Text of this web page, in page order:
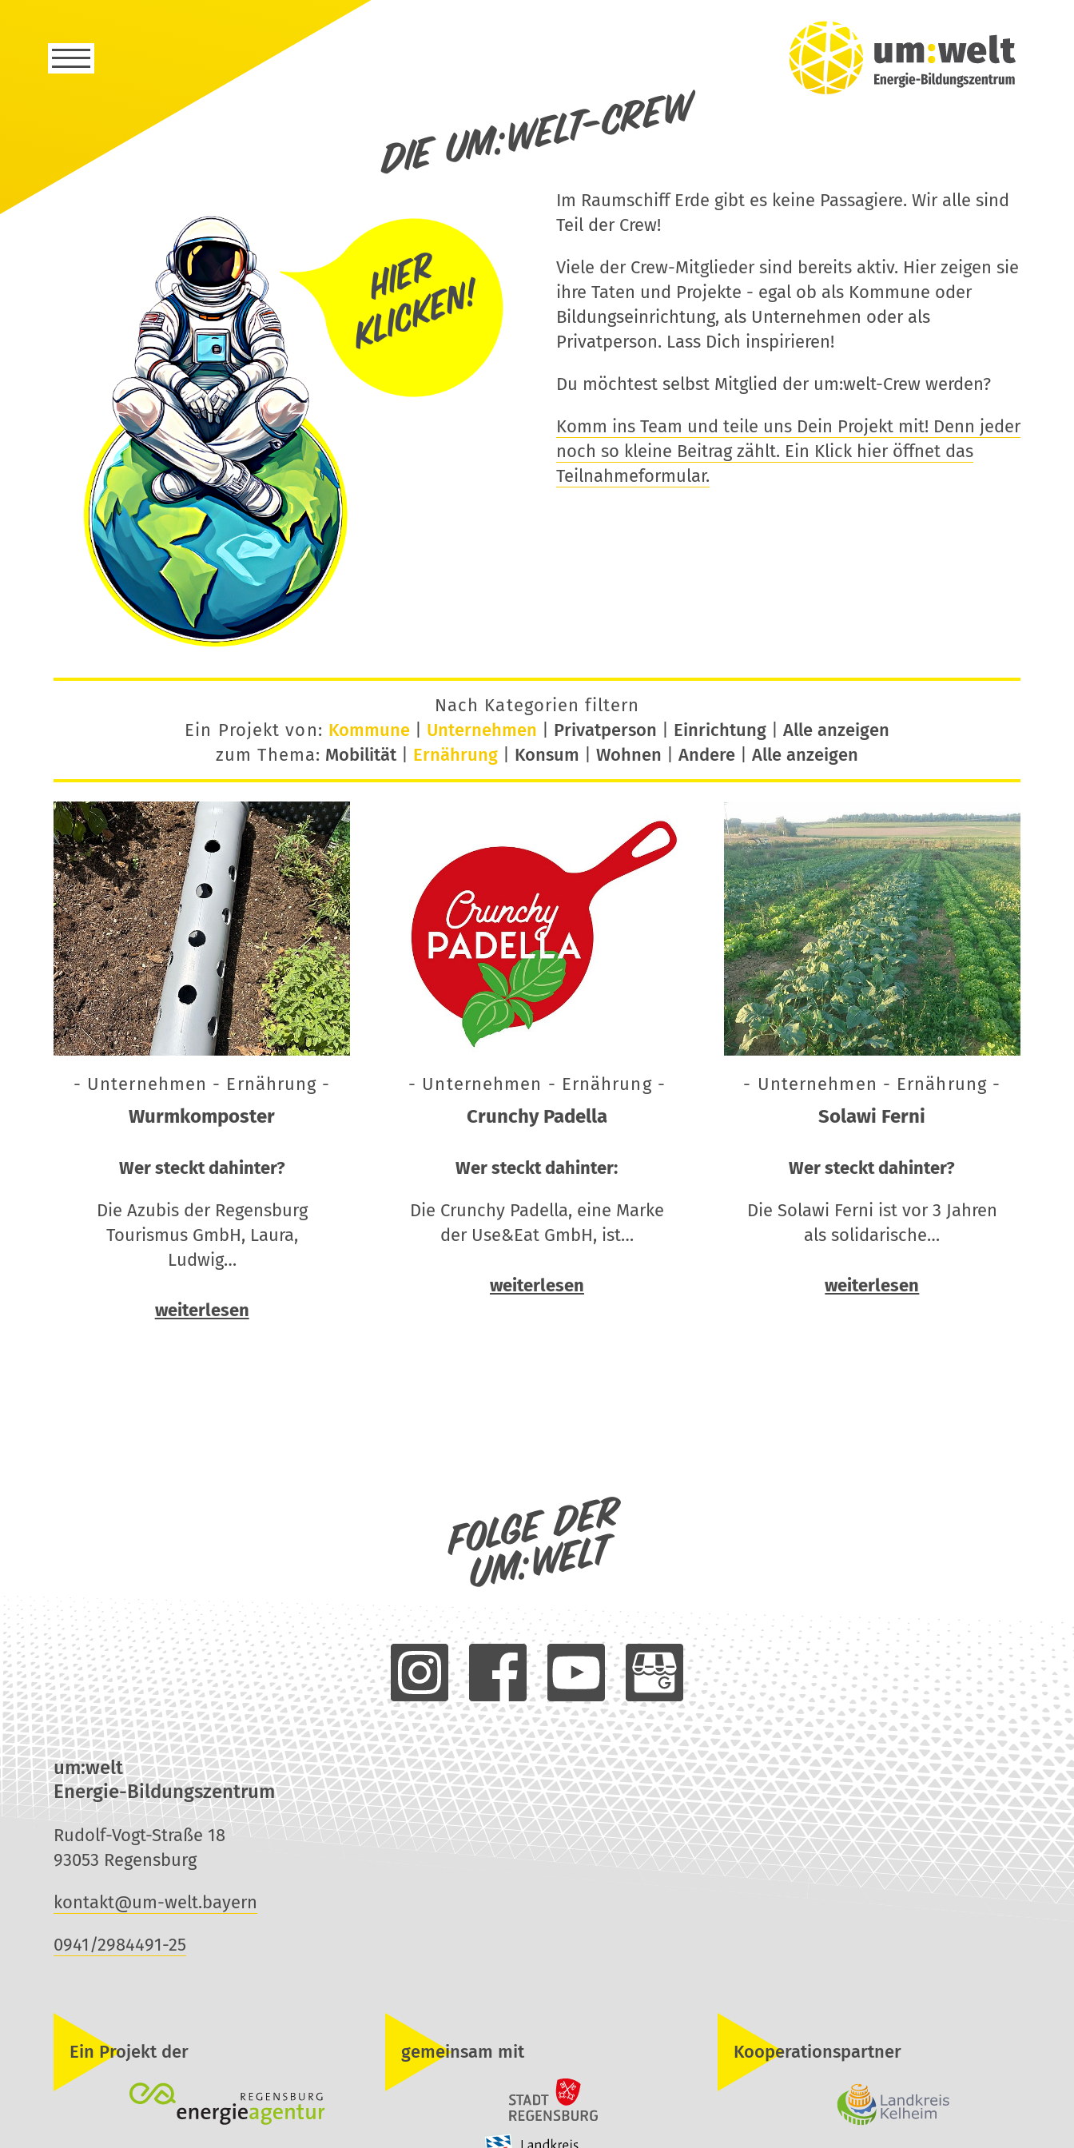
Die um:welt-Crew
Im Raumschiff Erde gibt es keine Passagiere. Wir alle sind
Teil der Crew!
Viele der Crew-Mitglieder sind bereits aktiv. Hier zeigen sie
ihre Taten und Projekte - egal ob als Kommune oder
Bildungseinrichtung, als Unternehmen oder als
Privatperson. Lass Dich inspirieren!
Du möchtest selbst Mitglied der um:welt-Crew werden?
Komm ins Team und teile uns Dein Projekt mit! Denn jeder
noch so kleine Beitrag zählt. Ein Klick hier öffnet das
Teilnahmeformular.
Nach Kategorien filtern
Ein Projekt von: Kommune| Unternehmen Privatperson Einrichtung| Alle anzeigen
zum Thema: Mobilität Ernährung Konsum Wohnen Andere Alle anzeigen
- Unternehmen - Ernährung -
Wurmkomposter
Wer steckt dahinter?
Die Azubis der Regensburg
Tourismus GmbH, Laura,
Ludwig…
weiterlesen
- Unternehmen - Ernährung -
Crunchy Padella
Wer steckt dahinter:
Die Crunchy Padella, eine Marke
der Use&Eat GmbH, ist…
weiterlesen
- Unternehmen - Ernährung -
Solawi Ferni
Wer steckt dahinter?
Die Solawi Ferni ist vor 3 Jahren
als solidarische…
weiterlesen
Folge der
um:welt
um:welt
Energie-Bildungszentrum
Rudolf-Vogt-Straße 18
93053 Regensburg
kontakt@um-welt.bayern
0941/2984491-25
Ein Projekt der gemeinsam mit Kooperationspartner